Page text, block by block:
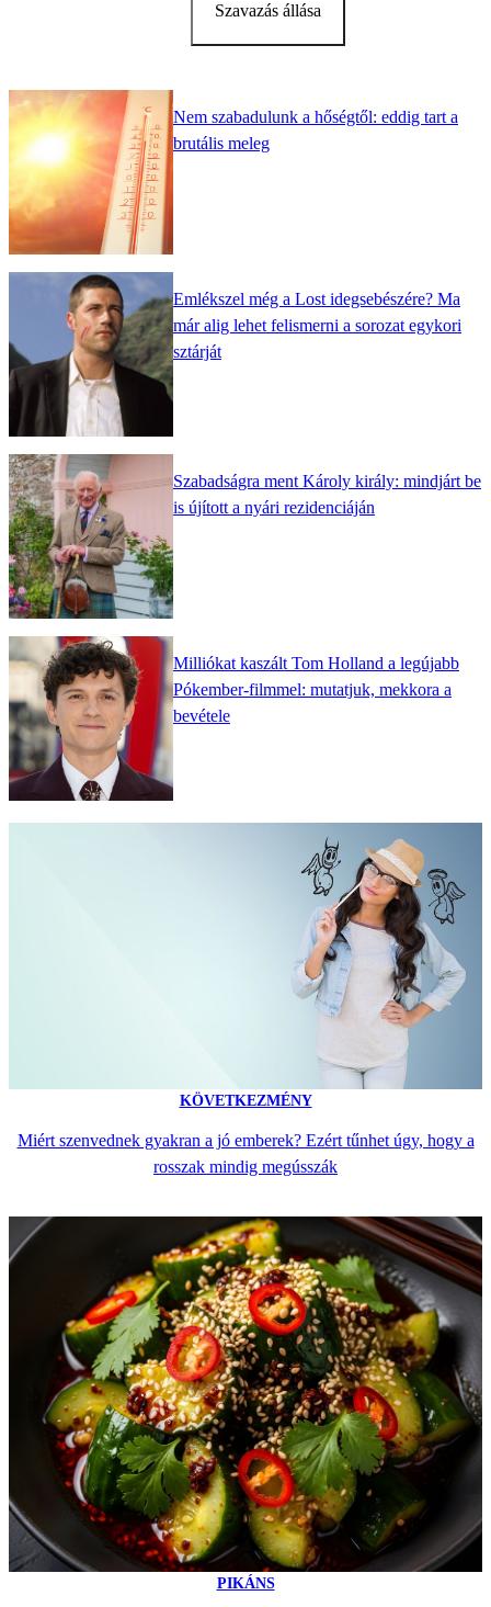
Szavazás állása
Nem szabadulunk a hőségtől: eddig tart a
brutális meleg
Emlékszel még a Lost idegsebészére? Ma
már alig lehet felismerni a sorozat egykori
sztárját
Szabadságra ment Károly király: mindjárt be
is újított a nyári rezidenciáján
Milliókat kaszált Tom Holland a legújabb
Pókember-filmmel: mutatjuk, mekkora a
bevétele
KÖVETKEZMÉNY
Miért szenvednek gyakran a jó emberek? Ezért tűnhet úgy, hogy a
rosszak mindig megússzák
PIKÁNS